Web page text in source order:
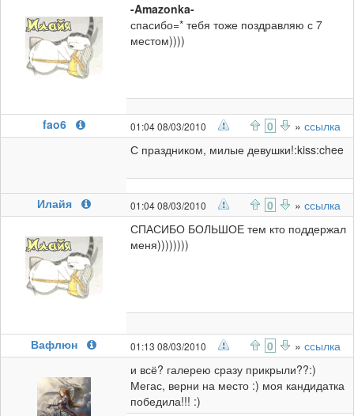
-Amazonka-
спасибо=* тебя тоже поздравляю с 7
местом))))
fao6 01:04 08/03/2010 0 » ссылка
С праздником, милые девушки!:kiss:chee
Илайя 01:04 08/03/2010 0 » ссылка
СПАСИБО БОЛЬШОЕ тем кто поддержал
меня))))))))
Вафлюн 01:13 08/03/2010 0 » ссылка
и всё? галерею сразу прикрыли??:)
Мегас, верни на место :) моя кандидатка
победила!!! :)